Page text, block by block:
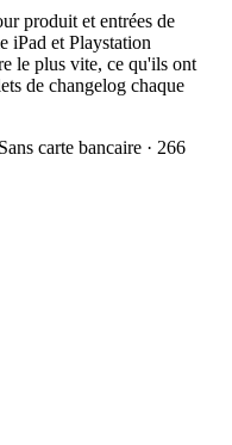
produit et entrées de
iPad et Playstation
le plus vite, ce qu'ils ont
de changelog chaque
Sans carte bancaire · 266